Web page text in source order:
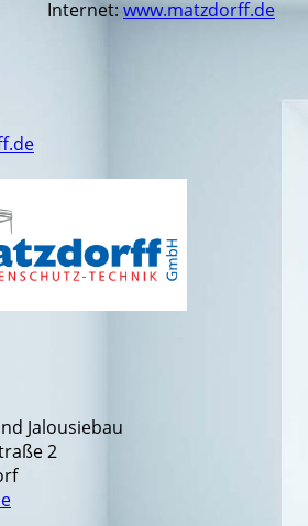
Internet: www.matzdorff.de
Jalousiebau
2